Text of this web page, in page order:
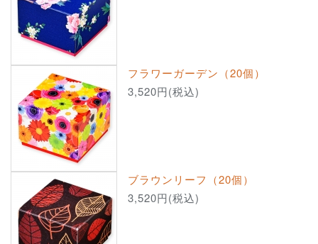
フラワーガーデン（20個）
3,520円(税込)
ブラウンリーフ（20個）
3,520円(税込)